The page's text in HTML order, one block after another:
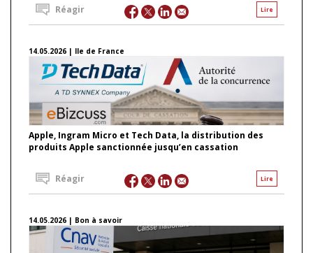
Lire
Réagir
14.05.2026 | Ile de France
Apple, Ingram Micro et Tech Data, la distribution des
produits Apple sanctionnée jusqu’en cassation
Lire
Réagir
14.05.2026 | Bon à savoir